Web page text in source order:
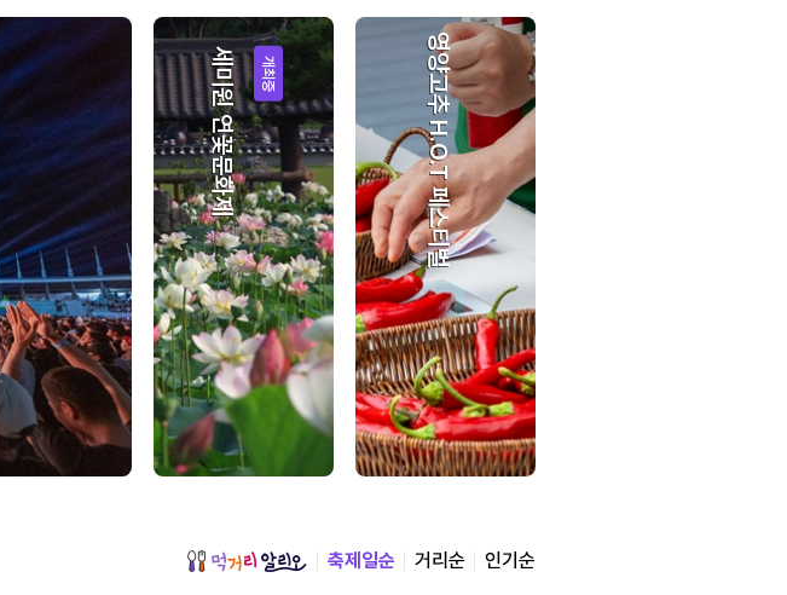
개최중
세미원 연꽃문화제 영양고추 H.O.T 페스티벌
축제일순 거리순 인기순